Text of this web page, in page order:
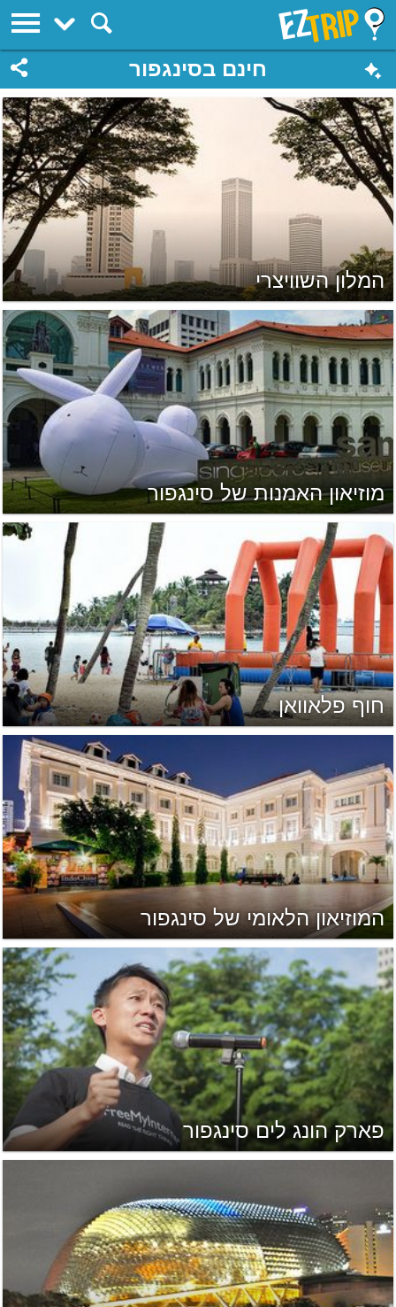
EZTrip
חינם בסינגפור
המלון השוויצרי
מוזיאון האמנות של סינגפור
חוף פלאוואן
המוזיאון הלאומי של סינגפור
פארק הונג לים סינגפור